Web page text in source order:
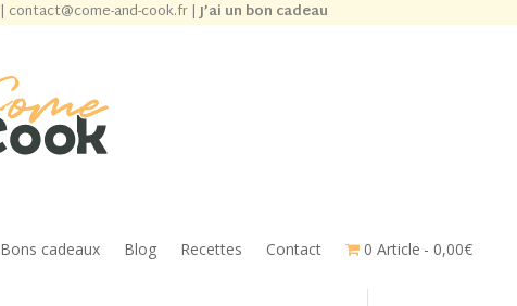
| contact@come-and-cook.fr|J’ai un bon cadeau
Bons cadeaux Blog Recettes Contact 0 Article 0,00€